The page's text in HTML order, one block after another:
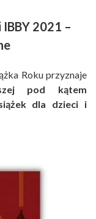
2021 –
Roku przyznaje
pod kątem
dla dzieci i